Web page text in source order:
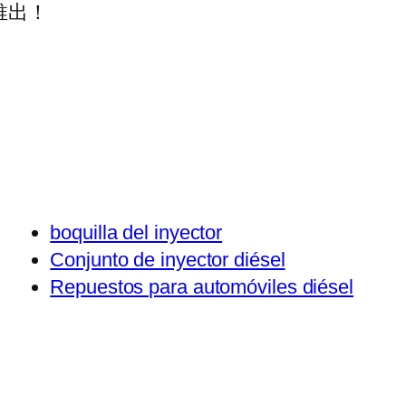
！
boquilla del inyector
Conjunto de inyector diésel
Repuestos para automóviles diésel